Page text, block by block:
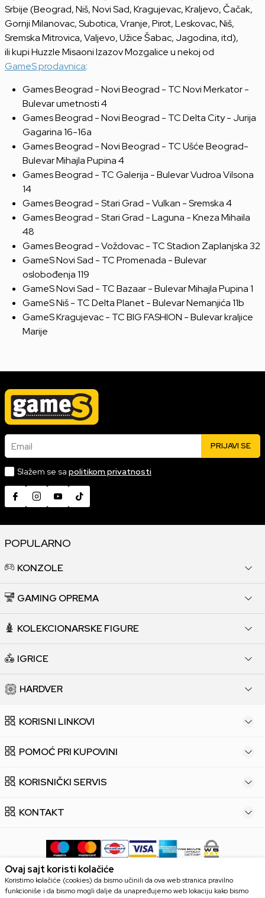
Srbije (Beograd, Niš, Novi Sad, Kragujevac, Kraljevo, Čačak,
Gornji Milanovac, Subotica, Vranje, Pirot, Leskovac, Niš,
Sremska Mitrovica, Valjevo, Užice Šabac, Jagodina, itd),
ili kupi Huzzle Misaoni Izazov Mozgalice u nekoj od
GameS prodavnica:
Games Beograd - Novi Beograd - TC Novi Merkator -
Bulevar umetnosti 4
Games Beograd - Novi Beograd - TC Delta City - Jurija
Gagarina 16-16a
Games Beograd - Novi Beograd - TC Ušće Beograd-
Bulevar Mihajla Pupina 4
Games Beograd - TC Galerija - Bulevar Vudroa Vilsona
14
Games Beograd - Stari Grad - Vulkan - Sremska 4
Games Beograd - Stari Grad - Laguna - Kneza Mihaila
48
Games Beograd - Voždovac - TC Stadion Zaplanjska 32
GameS Novi Sad - TC Promenada - Bulevar
oslobođenja 119
GameS Novi Sad - TC Bazaar - Bulevar Mihajla Pupina 1
GameS Niš - TC Delta Planet - Bulevar Nemanjića 11b
GameS Kragujevac - TC BIG FASHION - Bulevar kraljice
Marije
Email PRIJAVI SE
Slažem se sa politikom privatnosti
POPULARNO
KONZOLE
GAMING OPREMA
KOLEKCIONARSKE FIGURE
IGRICE
HARDVER
KORISNI LINKOVI
POMOĆ PRI KUPOVINI
KORISNIČKI SERVIS
KONTAKT
Ovaj sajt koristi kolačiće
Koristimo kolačiće (cookies) da bismo učinili da ova web stranica pravilno
funkcioniše i da bismo mogli dalje da unapređujemo web lokaciju kako bismo